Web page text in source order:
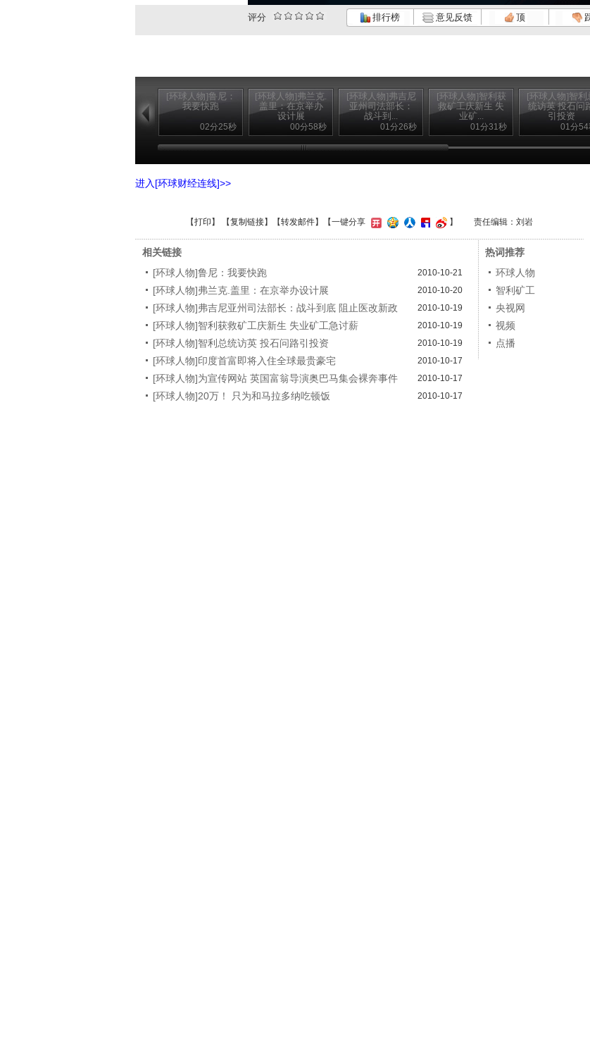
评分 排行榜 意见反馈 顶
[环球人物]鲁尼：
我要快跑
02分25秒
[环球人物]弗兰克.
盖里：在京举办
设计展
00分58秒
[环球人物]弗吉尼
亚州司法部长：
战斗到...
01分26秒
[环球人物]智利获
救矿工庆新生 失
业矿...
01分31秒
[环球人物]智利
统访英 投石问
引投资
01分54
进入[环球财经连线]>>
【打印 】 【复制链接】【转发邮件】 【一键分享 】 责任编辑：刘岩
相关链接
[环球人物]鲁尼：我要快跑
2010-10-21
[环球人物]弗兰克.盖里：在京举办设计展 2010-10-20
[环球人物]弗吉尼亚州司法部长：战斗到底 阻止医改新政 2010-10-19
[环球人物]智利获救矿工庆新生 失业矿工急讨薪 2010-10-19
[环球人物]智利总统访英 投石问路引投资 2010-10-19
[环球人物]印度首富即将入住全球最贵豪宅 2010-10-17
[环球人物]为宣传网站 英国富翁导演奥巴马集会裸奔事件 2010-10-17
[环球人物]20万！ 只为和马拉多纳吃顿饭 2010-10-17
热词推荐
环球人物
智利矿工
央视网
视频
点播